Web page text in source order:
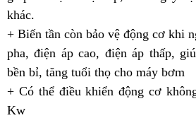
khác.
+ Biến tần còn bảo vệ động cơ khi
pha, điện áp cao, điện áp thấp,
bền bỉ, tăng tuổi thọ cho máy bơm
+ Có thể điều khiển động cơ
Kw